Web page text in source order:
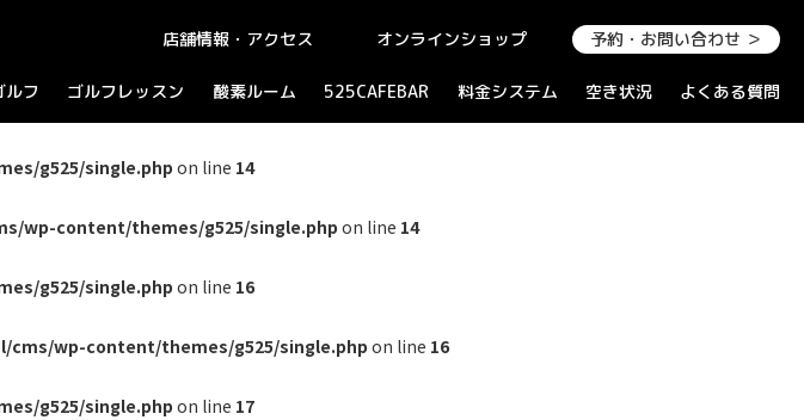
店舗情報・アクセス オンラインショップ 予約・お問い合わせ ＞
ルフ ゴルフレッスン 酸素ルーム 525CAFEBAR 料金システム 空き状況 よくある質問
g525/single.php on line 14
wp-content/themes/g525/single.phpon line 14
g525/single.php on line 16
cms/wp-content/themes/g525/single.php on line 16
g525/single.php on line 17